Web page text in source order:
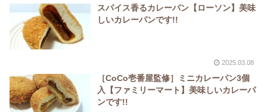
スパイス香るカレーパン【ローソン】美味
しいカレーパンです!!
2025.03.08
［CoCo壱番屋監修］ミニカレーパン3個
入【ファミリーマート】美味しいカレーパ
ンです!!